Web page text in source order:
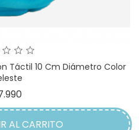
Táctil 10 Cm Diámetro Color
Precio
AL CARRITO